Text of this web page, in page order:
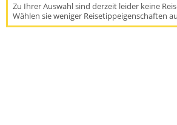
Zu Ihrer Auswahl sind derzeit leider keine
Wählen sie weniger Reisetippeigenschaften